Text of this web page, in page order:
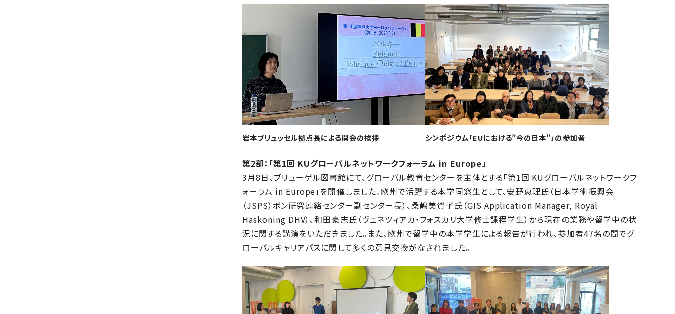
岩本ブリュッセル拠点長による開会の挨拶 シンポジウム「EUにおける”今の日本”」の参加者
第2部：「第1回 KUグローバルネットワークフォーラム in Europe」
3月8日、ブリューゲル図書館にて、グローバル教育センターを主体とする「第1回 KUグローバルネットワークフ
ォーラム in Europe」を開催しました。欧州で活躍する本学同窓生として、安野恵理氏（日本学術振興会
（JSPS）ボン研究連絡センター副センター長）、桑嶋美賀子氏（GIS Application Manager, Royal
Haskoning DHV）、和田豪志氏（ヴェネツィアカ・フォスカリ大学修士課程学生）から現在の業務や留学中の状
況に関する講演をいただきました。また、欧州で留学中の本学学生による報告が行われ、参加者47名の間でグ
ローバルキャリアパスに関して多くの意見交換がなされました。